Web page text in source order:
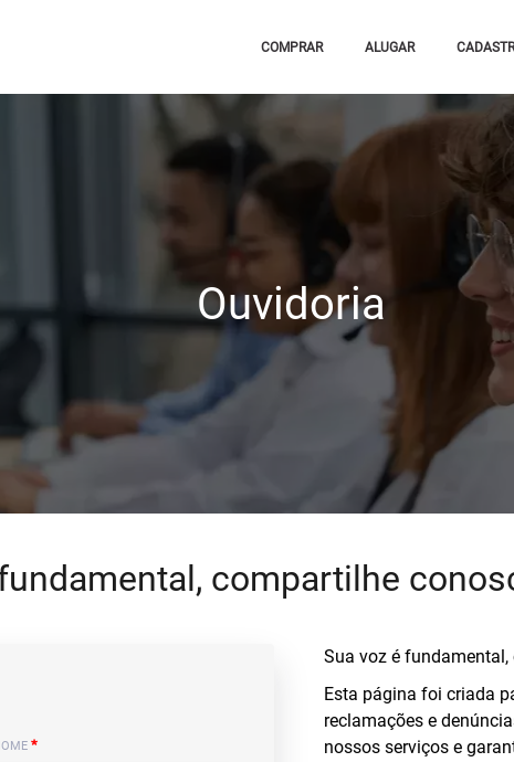
COMPRAR ALUGAR
Ouvidoria
compartilhe
*
Sua voz é
Esta página foi criada
reclamações e
nossos serviços e